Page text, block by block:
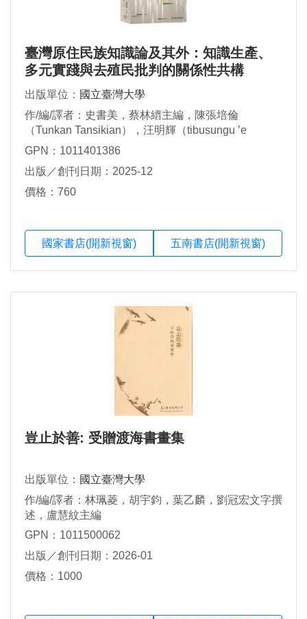
臺灣原住民族知識論及其外：知識生產、
多元實踐與去殖民批判的關係性共構
出版單位： 國立臺灣大學
作/編/譯者：史書美，蔡林縉主編，陳張培倫
（Tunkan Tansikian），汪明輝（tibusungu ’e
vayayana），Skaya Siku等著，蔡林縉等譯
GPN：1011401386
出版／創刊日期：2025-12
價格：760
國家書店(開新視窗) 五南書店(開新視窗)
豈止於善: 受贈渡海書畫集
出版單位： 國立臺灣大學
作/編/譯者：林珮菱，胡宇鈞，葉乙麟，劉冠宏文字撰
述，盧慧紋主編
GPN：1011500062
出版／創刊日期：2026-01
價格：1000